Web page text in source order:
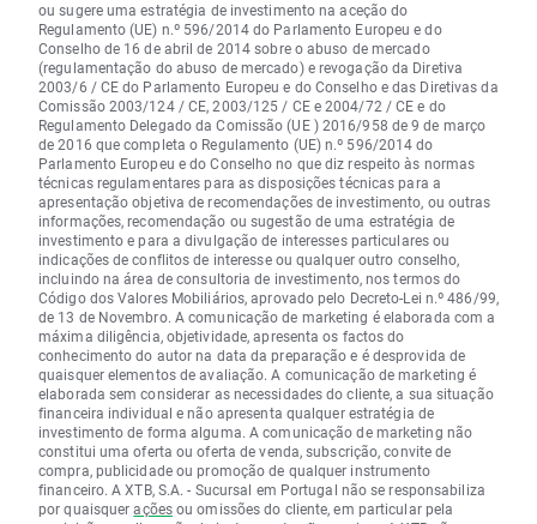
ou sugere uma estratégia de investimento na aceção do
Regulamento (UE) n.º 596/2014 do Parlamento Europeu e do
Conselho de 16 de abril de 2014 sobre o abuso de mercado
(regulamentação do abuso de mercado) e revogação da Diretiva
2003/6 / CE do Parlamento Europeu e do Conselho e das Diretivas da
Comissão 2003/124 / CE, 2003/125 / CE e 2004/72 / CE e do
Regulamento Delegado da Comissão (UE ) 2016/958 de 9 de março
de 2016 que completa o Regulamento (UE) n.º 596/2014 do
Parlamento Europeu e do Conselho no que diz respeito às normas
técnicas regulamentares para as disposições técnicas para a
apresentação objetiva de recomendações de investimento, ou outras
informações, recomendação ou sugestão de uma estratégia de
investimento e para a divulgação de interesses particulares ou
indicações de conflitos de interesse ou qualquer outro conselho,
incluindo na área de consultoria de investimento, nos termos do
Código dos Valores Mobiliários, aprovado pelo Decreto-Lei n.º 486/99,
de 13 de Novembro. A comunicação de marketing é elaborada com a
máxima diligência, objetividade, apresenta os factos do
conhecimento do autor na data da preparação e é desprovida de
quaisquer elementos de avaliação. A comunicação de marketing é
elaborada sem considerar as necessidades do cliente, a sua situação
financeira individual e não apresenta qualquer estratégia de
investimento de forma alguma. A comunicação de marketing não
constitui uma oferta ou oferta de venda, subscrição, convite de
compra, publicidade ou promoção de qualquer instrumento
financeiro. A XTB, S.A. - Sucursal em Portugal não se responsabiliza
por quaisqueraçõesou omissões do cliente, em particular pela